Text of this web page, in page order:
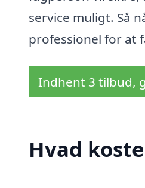
service muligt. Så
professionel for at
Indhent 3 tilbud,
Hvad